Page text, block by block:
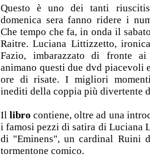
Questo è uno dei tanti
domenica sera fanno ridere i
Che tempo che fa, in onda il
Raitre. Luciana Littizzetto,
Fazio, imbarazzato di fronte
animano questi due dvd
ore di risate. I migliori
inediti della coppia più divertente
Illibro contiene, oltre ad una
i famosi pezzi di satira di Luciana
di "Eminens", un cardinal Ruini
tormentone comico.